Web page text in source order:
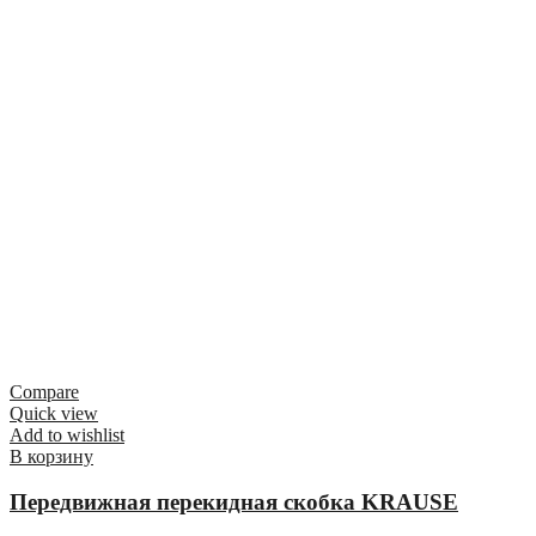
Compare
Quick view
Add to wishlist
В корзину
Передвижная перекидная скобка KRAUSE